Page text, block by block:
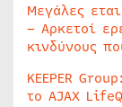
Μεγάλες
– Αρκετοί
κινδύνους
KEEPER
το AJAX